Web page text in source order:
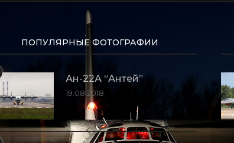
ПОПУЛЯРНЫЕ ФОТОГРАФИИ
Ан-22А “Антей”
19.08.2018